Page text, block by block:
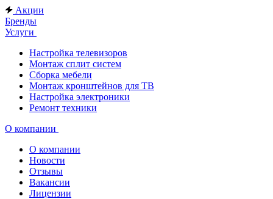
Акции
Бренды
Услуги
Настройка телевизоров
Монтаж сплит систем
Сборка мебели
Монтаж кронштейнов для ТВ
Настройка электроники
Ремонт техники
О компании
О компании
Новости
Отзывы
Вакансии
Лицензии